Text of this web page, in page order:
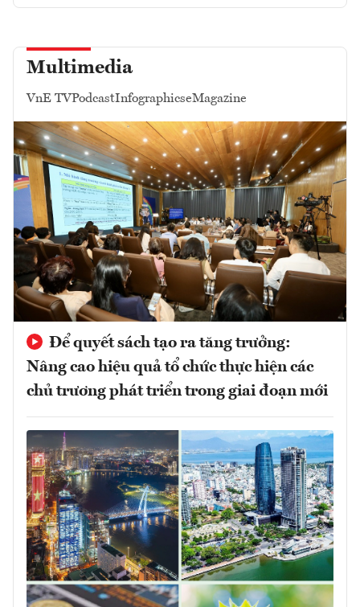
Multimedia
VnE TVPodcastInfographicseMagazine
Để quyết sách tạo ra tăng trưởng:
Nâng cao hiệu quả tổ chức thực hiện các
chủ trương phát triển trong giai đoạn mới